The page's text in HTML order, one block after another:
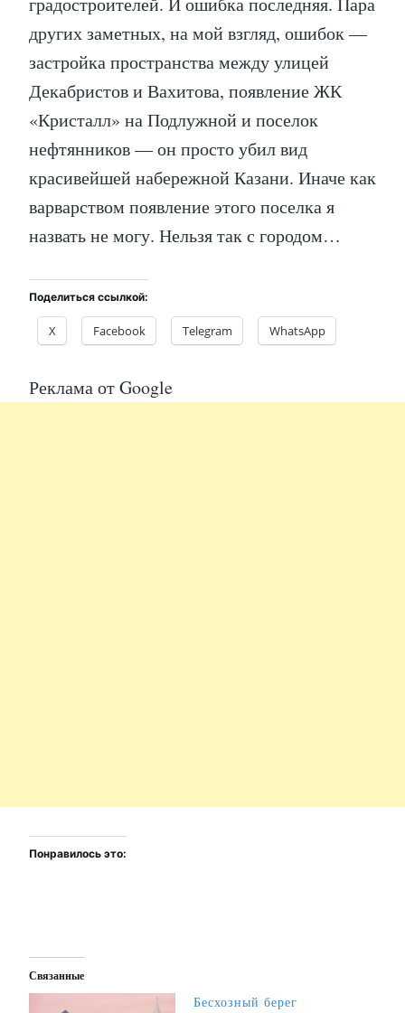
других заметных, на мой взгляд, ошибок —
застройка пространства между улицей
Декабристов и Вахитова, появление ЖК
«Кристалл» на Подлужной и поселок
нефтянников — он просто убил вид
красивейшей набережной Казани. Иначе как
варварством появление этого поселка я
назвать не могу. Нельзя так с городом…
Поделиться ссылкой:
X Facebook Telegram WhatsApp
Реклама от Google
Понравилось это:
Связанные
Бесхозный берег